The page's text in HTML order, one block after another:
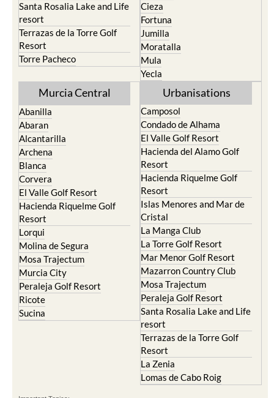
Santa Rosalia Lake and Life
resort
Terrazas de la Torre Golf
Resort
Torre Pacheco
Cieza
Fortuna
Jumilla
Moratalla
Mula
Yecla
Murcia Central
Abanilla
Abaran
Alcantarilla
Archena
Blanca
Corvera
El Valle Golf Resort
Hacienda Riquelme Golf
Resort
Lorqui
Molina de Segura
Mosa Trajectum
Murcia City
Peraleja Golf Resort
Ricote
Sucina
Urbanisations
Camposol
Condado de Alhama
El Valle Golf Resort
Hacienda del Alamo Golf
Resort
Hacienda Riquelme Golf
Resort
Islas Menores and Mar de
Cristal
La Manga Club
La Torre Golf Resort
Mar Menor Golf Resort
Mazarron Country Club
Mosa Trajectum
Peraleja Golf Resort
Santa Rosalia Lake and Life
resort
Terrazas de la Torre Golf
Resort
La Zenia
Lomas de Cabo Roig